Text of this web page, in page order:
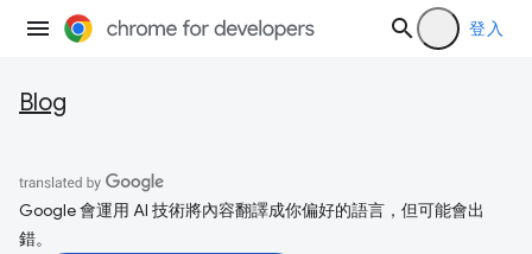
登入
Blog
Google 會運用 AI 技術將內容翻譯成你偏好的語言，但可能會出
錯。